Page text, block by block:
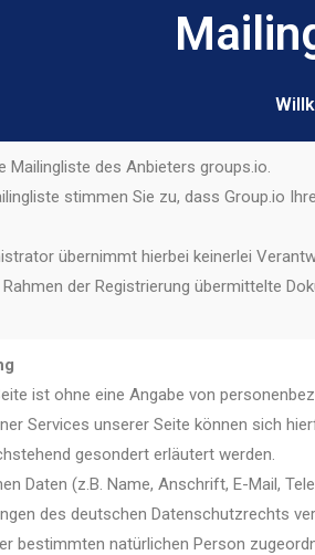
Mailingliste des Anbieters groups.io.
stimmen Sie zu, dass Group.io
übernimmt hierbei keinerlei
der Registrierung übermittelte
ist ohne eine Angabe von
Services unserer Seite können sich
gesondert erläutert werden.
Daten (z.B. Name, Anschrift, E-Mail,
des deutschen Datenschutzrechts
bestimmten natürlichen Person